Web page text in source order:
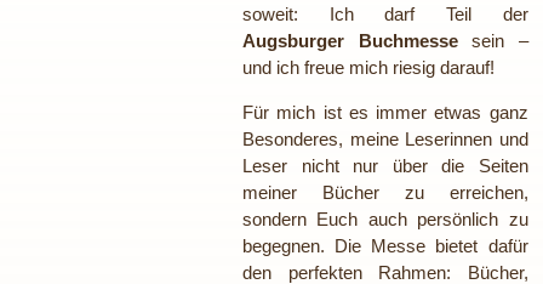
soweit: Ich darf Teil der
Augsburger Buchmessesein –
und ich freue mich riesig darauf!
Für mich ist es immer etwas ganz
Besonderes, meine Leserinnen und
Leser nicht nur über die Seiten
meiner Bücher zu erreichen,
sondern Euch auch persönlich zu
begegnen. Die Messe bietet dafür
den perfekten Rahmen: Bücher,